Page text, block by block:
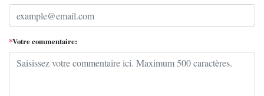
*Votre commentaire: